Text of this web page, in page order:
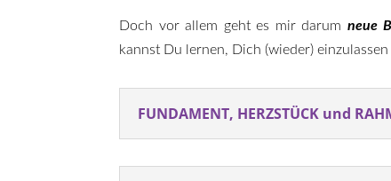
Doch vor allem geht es mir darum neue
kannst Du lernen, Dich (wieder)
FUNDAMENT, HERZSTÜCK und